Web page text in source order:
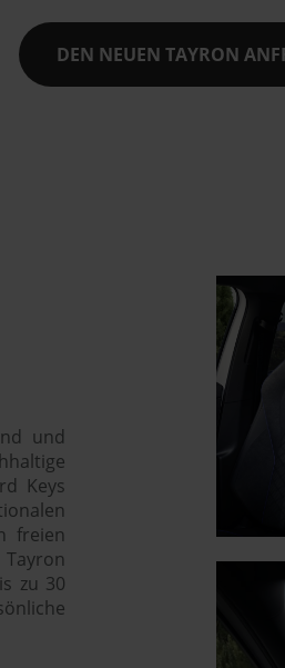
DEN NEUEN TAYRON
und
Keys
freien
zu 30